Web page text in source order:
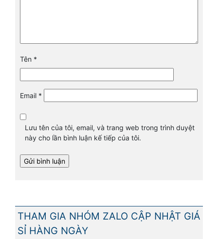
Tên *
Email *
Lưu tên của tôi, email, và trang web trong trình duyệt
này cho lần bình luận kế tiếp của tôi.
THAM GIA NHÓM ZALO CẬP NHẬT GIÁ
SỈ HÀNG NGÀY